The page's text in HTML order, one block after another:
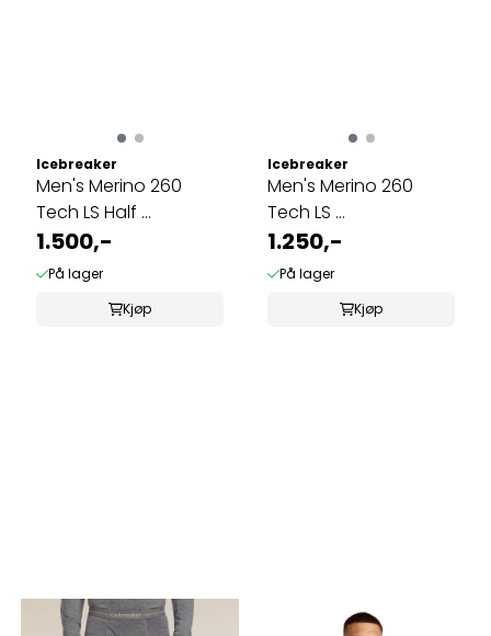
Icebreaker
Men's Merino 260
Tech LS Half ...
1.500,-
På lager
Kjøp
Icebreaker
Men's Merino 260
Tech LS ...
1.250,-
På lager
Kjøp